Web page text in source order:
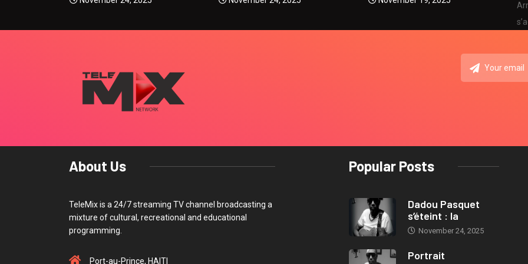
About Us
TeleMix is a 24/7 streaming TV channel broadcasting a
mixture of cultural, recreational and educational
programming.
Port-au-Prince, HAITI
Popular Posts
Dadou Pasquet
s’éteint : la
November 24, 2025
Portrait